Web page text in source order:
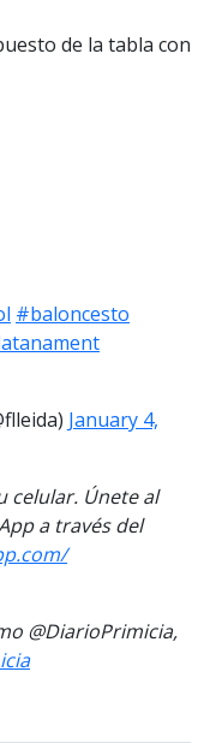
de la tabla con
#baloncesto
January 4,
celular. Únete al
a través del
@DiarioPrimicia,